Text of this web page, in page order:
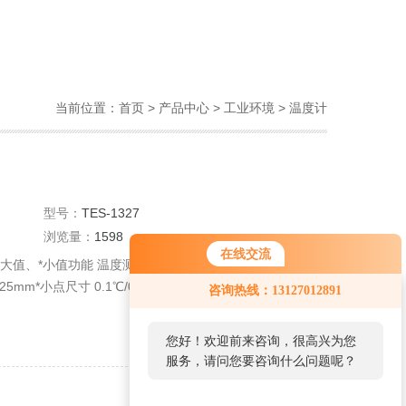
在线交流
咨询热线：13127012891
您好！欢迎前来咨询，很高兴为您
服务，请问您要咨询什么问题呢？
当前位置： 首页 > 产品中心 > 工业环境 > 温度计
型号： TES-1327
浏览量： 1598
值、*小值功能 温度测量范围 -20℃~+500℃ 内装雷射
小点尺寸 0.1℃/0.2℉分辨率 固定 0.95。